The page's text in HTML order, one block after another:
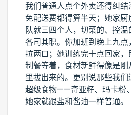
我们普通人点个外卖还得纠
免配送费都得算半天；她家
队就三四个人，切菜的、控温
各司其职。你加班到晚上九
拉两口；她训练完十点回家
制餐等着，食材新鲜得像是
里拔出来的。更别说那些我
超级食物——奇亚籽、玛卡粉
她家就跟盐和酱油一样普通。